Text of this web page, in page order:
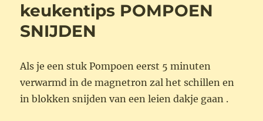
keukentips POMPOEN
SNIJDEN
Als je een stuk Pompoen eerst 5 minuten
verwarmd in de magnetron zal het schillen en
in blokken snijden van een leien dakje gaan .